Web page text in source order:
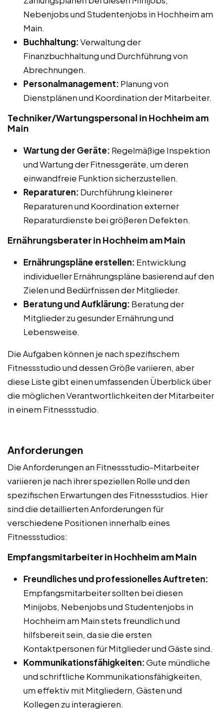
Nebenjobs und Studentenjobs in Hochheim am
Main.
Buchhaltung:Verwaltung der
Finanzbuchhaltung und Durchführung von
Abrechnungen.
Personalmanagement: Planung von
Dienstplänen und Koordination der Mitarbeiter.
Techniker/Wartungspersonal in Hochheim am
Main
Wartung der Geräte: Regelmäßige Inspektion
und Wartung der Fitnessgeräte, um deren
einwandfreie Funktion sicherzustellen.
Reparaturen: Durchführung kleinerer
Reparaturen und Koordination externer
Reparaturdienste bei größeren Defekten.
Ernährungsberater in Hochheim am Main
Ernährungspläne erstellen: Entwicklung
individueller Ernährungspläne basierend auf den
Zielen und Bedürfnissen der Mitglieder.
Beratung und Aufklärung: Beratung der
Mitglieder zu gesunder Ernährung und
Lebensweise.
Die Aufgaben können je nach spezifischem
Fitnessstudio und dessen Größe variieren, aber
diese Liste gibt einen umfassenden Überblick über
die möglichen Verantwortlichkeiten der Mitarbeiter
in einem Fitnessstudio.
Anforderungen
Die Anforderungen an Fitnessstudio-Mitarbeiter
variieren je nach ihrer speziellen Rolle und den
spezifischen Erwartungen des Fitnessstudios. Hier
sind die detaillierten Anforderungen für
verschiedene Positionen innerhalb eines
Fitnessstudios:
Empfangsmitarbeiter in Hochheim am Main
Freundliches und professionelles Auftreten:
Empfangsmitarbeiter sollten bei diesen
Minijobs, Nebenjobs und Studentenjobs in
Hochheim am Main stets freundlich und
hilfsbereit sein, da sie die ersten
Kontaktpersonen für Mitglieder und Gäste sind.
Kommunikationsfähigkeiten:Gute mündliche
und schriftliche Kommunikationsfähigkeiten,
um effektiv mit Mitgliedern, Gästen und
Kollegen zu interagieren.